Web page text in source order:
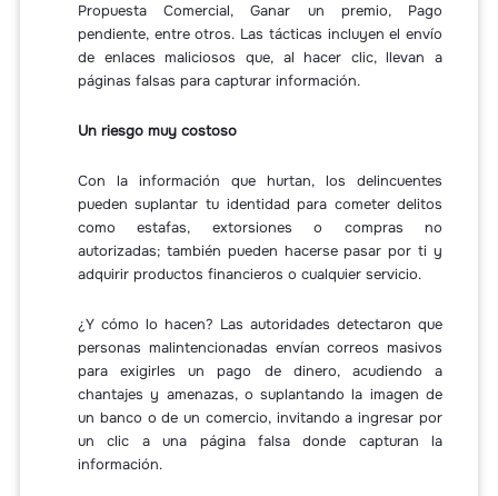
Propuesta Comercial, Ganar un premio, Pago
pendiente, entre otros. Las tácticas incluyen el envío
de enlaces maliciosos que, al hacer clic, llevan a
páginas falsas para capturar información.
Un riesgo muy costoso
Con la información que hurtan, los delincuentes
pueden suplantar tu identidad para cometer delitos
como estafas, extorsiones o compras no
autorizadas; también pueden hacerse pasar por ti y
adquirir productos financieros o cualquier servicio.
¿Y cómo lo hacen? Las autoridades detectaron que
personas malintencionadas envían correos masivos
para exigirles un pago de dinero, acudiendo a
chantajes y amenazas, o suplantando la imagen de
un banco o de un comercio, invitando a ingresar por
un clic a una página falsa donde capturan la
información.